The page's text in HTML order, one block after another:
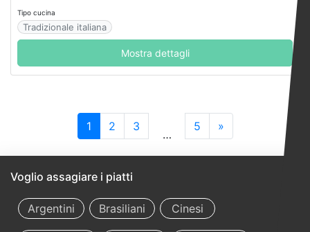
profumi irresistibili!
Tipo cucina
Tradizionale italiana
Mostra dettagli
1 2 3
…
5 »
Voglio assagiare i piatti
Argentini Brasiliani Cinesi